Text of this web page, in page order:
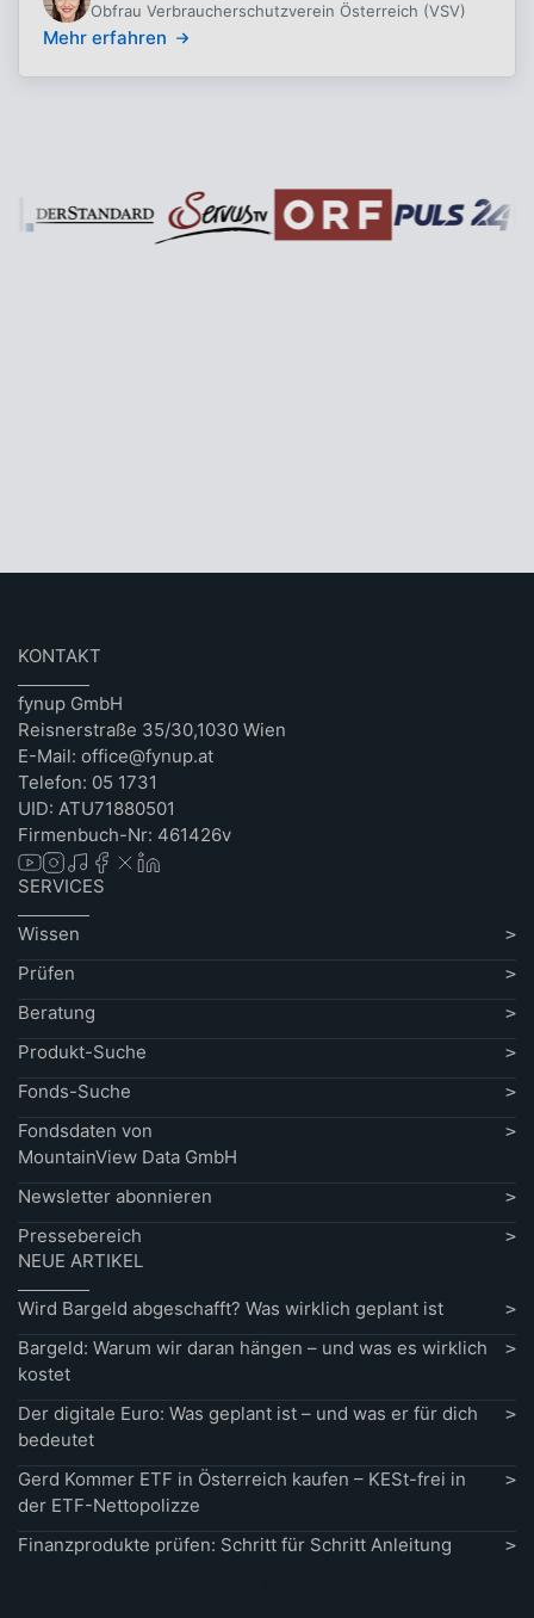
Obfrau Verbraucherschutzverein Österreich (VSV)
Mehr erfahren
KONTAKT
fynup GmbH
Reisnerstraße 35/30,1030 Wien
E-Mail: office@fynup.at
Telefon: 05 1731
UID: ATU71880501
Firmenbuch-Nr: 461426v
SERVICES
Wissen
Prüfen
Beratung
Produkt-Suche
Fonds-Suche
Fondsdaten von
MountainView Data GmbH
Newsletter abonnieren
Pressebereich
NEUE ARTIKEL
Wird Bargeld abgeschafft? Was wirklich geplant ist
Bargeld: Warum wir daran hängen – und was es wirklich
kostet
Der digitale Euro: Was geplant ist – und was er für dich
bedeutet
Gerd Kommer ETF in Österreich kaufen – KESt-frei in
der ETF-Nettopolizze
Finanzprodukte prüfen: Schritt für Schritt Anleitung